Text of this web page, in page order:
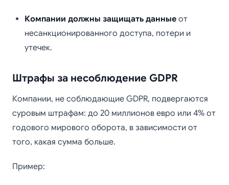
Компании должны защищать данные от
несанкционированного доступа, потери и
утечек.
Штрафы за несоблюдение GDPR
Компании, не соблюдающие GDPR, подвергаются
суровым штрафам: до 20 миллионов евро или 4% от
годового мирового оборота, в зависимости от
того, какая сумма больше.
Пример: